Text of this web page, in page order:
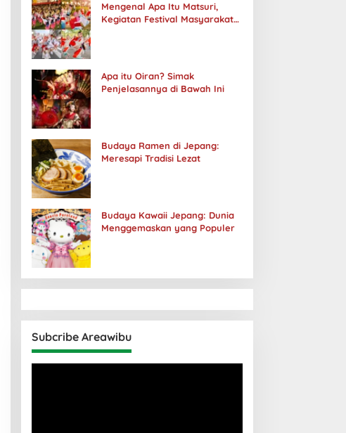
Mengenal Apa Itu Matsuri,
Kegiatan Festival Masyarakat
Apa itu Oiran? Simak
Penjelasannya di Bawah Ini
Budaya Ramen di Jepang:
Meresapi Tradisi Lezat
Budaya Kawaii Jepang: Dunia
Menggemaskan yang Populer
Subcribe Areawibu